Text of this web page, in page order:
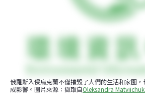
俄羅斯入侵烏克蘭不僅摧毀了人們的生活和家園
成影響。圖片來源：擷取自Oleksandra